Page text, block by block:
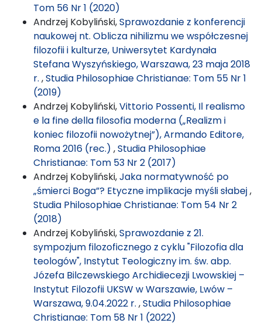
Tom 56 Nr 1 (2020)
Andrzej Kobyliński,Sprawozdanie z konferencji
naukowej nt. Oblicza nihilizmu we współczesnej
filozofii i kulturze, Uniwersytet Kardynała
Stefana Wyszyńskiego, Warszawa, 23 maja 2018
r. ,Studia Philosophiae Christianae: Tom 55 Nr 1
(2019)
Andrzej Kobyliński,Vittorio Possenti, Il realismo
e la fine della filosofia moderna („Realizm i
koniec filozofii nowożytnej”), Armando Editore,
Roma 2016 (rec.) ,Studia Philosophiae
Christianae: Tom 53 Nr 2 (2017)
Andrzej Kobyliński,Jaka normatywność po
„śmierci Boga”? Etyczne implikacje myśli słabej,
Studia Philosophiae Christianae: Tom 54 Nr 2
(2018)
Andrzej Kobyliński,Sprawozdanie z 21.
sympozjum filozoficznego z cyklu "Filozofia dla
teologów", Instytut Teologiczny im. św. abp.
Józefa Bilczewskiego Archidiecezji Lwowskiej –
Instytut Filozofii UKSW w Warszawie, Lwów –
Warszawa, 9.04.2022 r. ,Studia Philosophiae
Christianae: Tom 58 Nr 1 (2022)